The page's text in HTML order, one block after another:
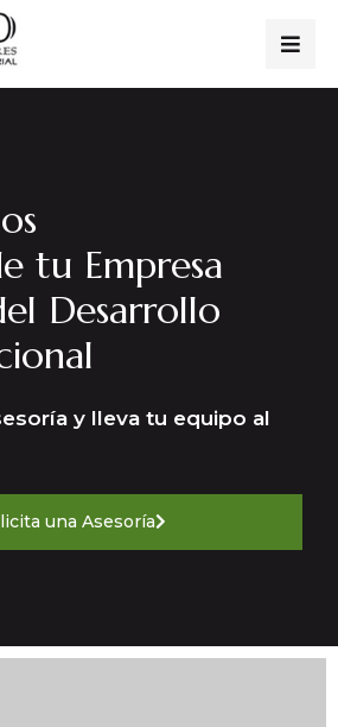
tu Empresa
Desarrollo
y lleva tu equipo al
una Asesoría